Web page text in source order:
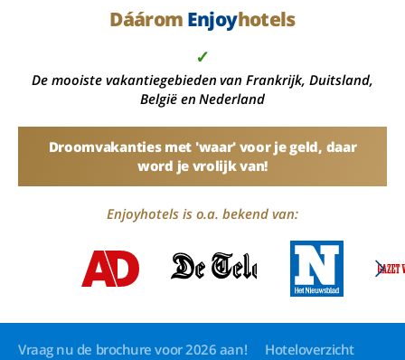
Dáárom Enjoyhotels
✓
De mooiste vakantiegebieden van Frankrijk, Duitsland,
België en Nederland
Droomvakanties met 'waar' voor je geld, daar
word je vrolijk van!
Enjoyhotels is o.a. bekend van:
Vraag nu de brochure voor 2026 aan!
Hoteloverzicht